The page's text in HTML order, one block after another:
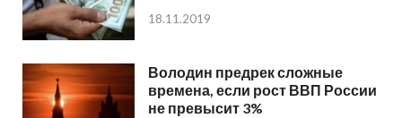
18.11.2019
Володин предрек сложные
времена, если рост ВВП России
не превысит 3%